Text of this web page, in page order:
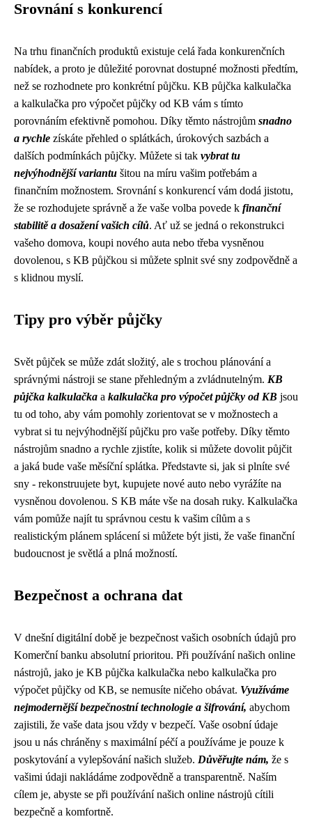
Srovnání s konkurencí
Na trhu finančních produktů existuje celá řada konkurenčních
nabídek, a proto je důležité porovnat dostupné možnosti předtím,
než se rozhodnete pro konkrétní půjčku. KB půjčka kalkulačka
a kalkulačka pro výpočet půjčky od KB vám s tímto
porovnáním efektivně pomohou. Díky těmto nástrojům snadno
a rychle získáte přehled o splátkách, úrokových sazbách a
dalších podmínkách půjčky. Můžete si tak vybrat tu
nejvýhodnější variantu šitou na míru vašim potřebám a
finančním možnostem. Srovnání s konkurencí vám dodá jistotu,
že se rozhodujete správně a že vaše volba povede k finanční
stabilitě a dosažení vašich cílů. Ať už se jedná o rekonstrukci
vašeho domova, koupi nového auta nebo třeba vysněnou
dovolenou, s KB půjčkou si můžete splnit své sny zodpovědně a
s klidnou myslí.
Tipy pro výběr půjčky
Svět půjček se může zdát složitý, ale s trochou plánování a
správnými nástroji se stane přehledným a zvládnutelným. KB
půjčka kalkulačka a kalkulačka pro výpočet půjčky od KB jsou
tu od toho, aby vám pomohly zorientovat se v možnostech a
vybrat si tu nejvýhodnější půjčku pro vaše potřeby. Díky těmto
nástrojům snadno a rychle zjistíte, kolik si můžete dovolit půjčit
a jaká bude vaše měsíční splátka. Představte si, jak si plníte své
sny - rekonstruujete byt, kupujete nové auto nebo vyrážíte na
vysněnou dovolenou. S KB máte vše na dosah ruky. Kalkulačka
vám pomůže najít tu správnou cestu k vašim cílům a s
realistickým plánem splácení si můžete být jisti, že vaše finanční
budoucnost je světlá a plná možností.
Bezpečnost a ochrana dat
V dnešní digitální době je bezpečnost vašich osobních údajů pro
Komerční banku absolutní prioritou. Při používání našich online
nástrojů, jako je KB půjčka kalkulačka nebo kalkulačka pro
výpočet půjčky od KB, se nemusíte ničeho obávat. Využíváme
nejmodernější bezpečnostní technologie a šifrování, abychom
zajistili, že vaše data jsou vždy v bezpečí. Vaše osobní údaje
jsou u nás chráněny s maximální péčí a používáme je pouze k
poskytování a vylepšování našich služeb. Důvěřujte nám, že s
vašimi údaji nakládáme zodpovědně a transparentně. Naším
cílem je, abyste se při používání našich online nástrojů cítili
bezpečně a komfortně.